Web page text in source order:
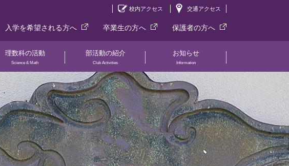
校内アクセス 交通アクセス
入学を希望される方へ 卒業生の方へ 保護者の方へ
理数科の活動
Science & Math
部活動の紹介
Club Activities
お知らせ
Information